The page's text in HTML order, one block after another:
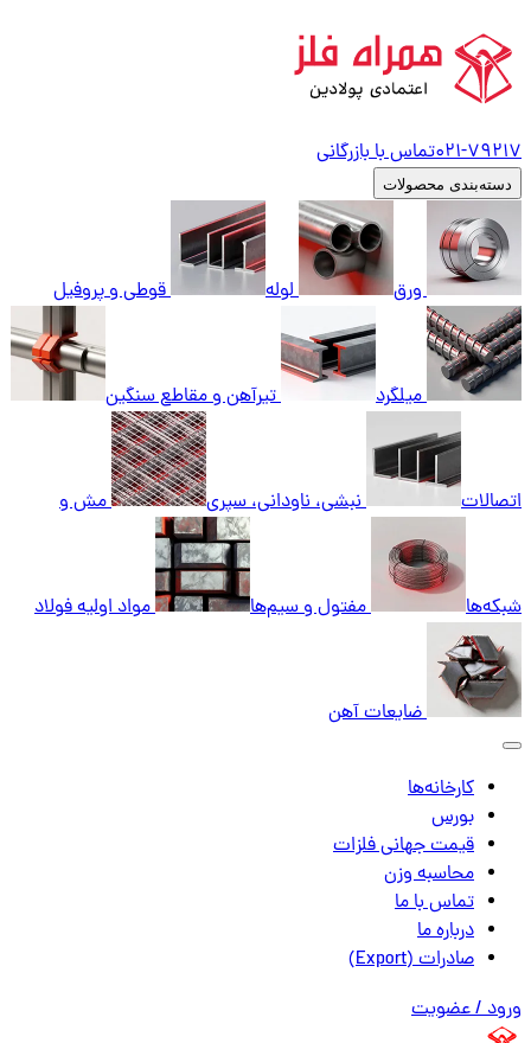
021-79217 تماس با بازرگانی
دسته‌بندی محصولات
ورق لوله قوطی و پروفیل
میلگرد تیرآهن و مقاطع سنگین
اتصالات نبشی، ناودانی، سپری مش و
شبکه‌ها مفتول و سیم‌ها مواد اولیه فولاد
ضایعات آهن
کارخانه‌ها
بورس
قیمت جهانی فلزات
محاسبه وزن
تماس با ما
درباره ما
صادرات (Export)
ورود / عضویت